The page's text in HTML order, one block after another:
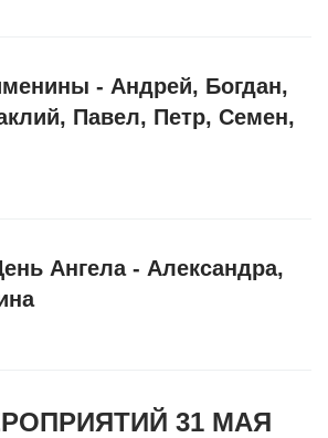
- Андрей, Богдан,
Павел, Петр, Семен,
Ангела - Александра,
31 МАЯ